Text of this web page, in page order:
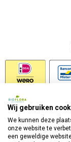
Wij gebruiken
We kunnen deze
onze website te
een geweldige